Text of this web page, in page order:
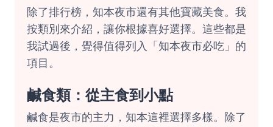
除了排行榜，知本夜市還有其他寶藏美食。我
按類別來介紹，讓你根據喜好選擇。這些都是
我試過後，覺得值得列入「知本夜市必吃」的
項目。
鹹食類：從主食到小點
鹹食是夜市的主力，知本這裡選擇多樣。除了